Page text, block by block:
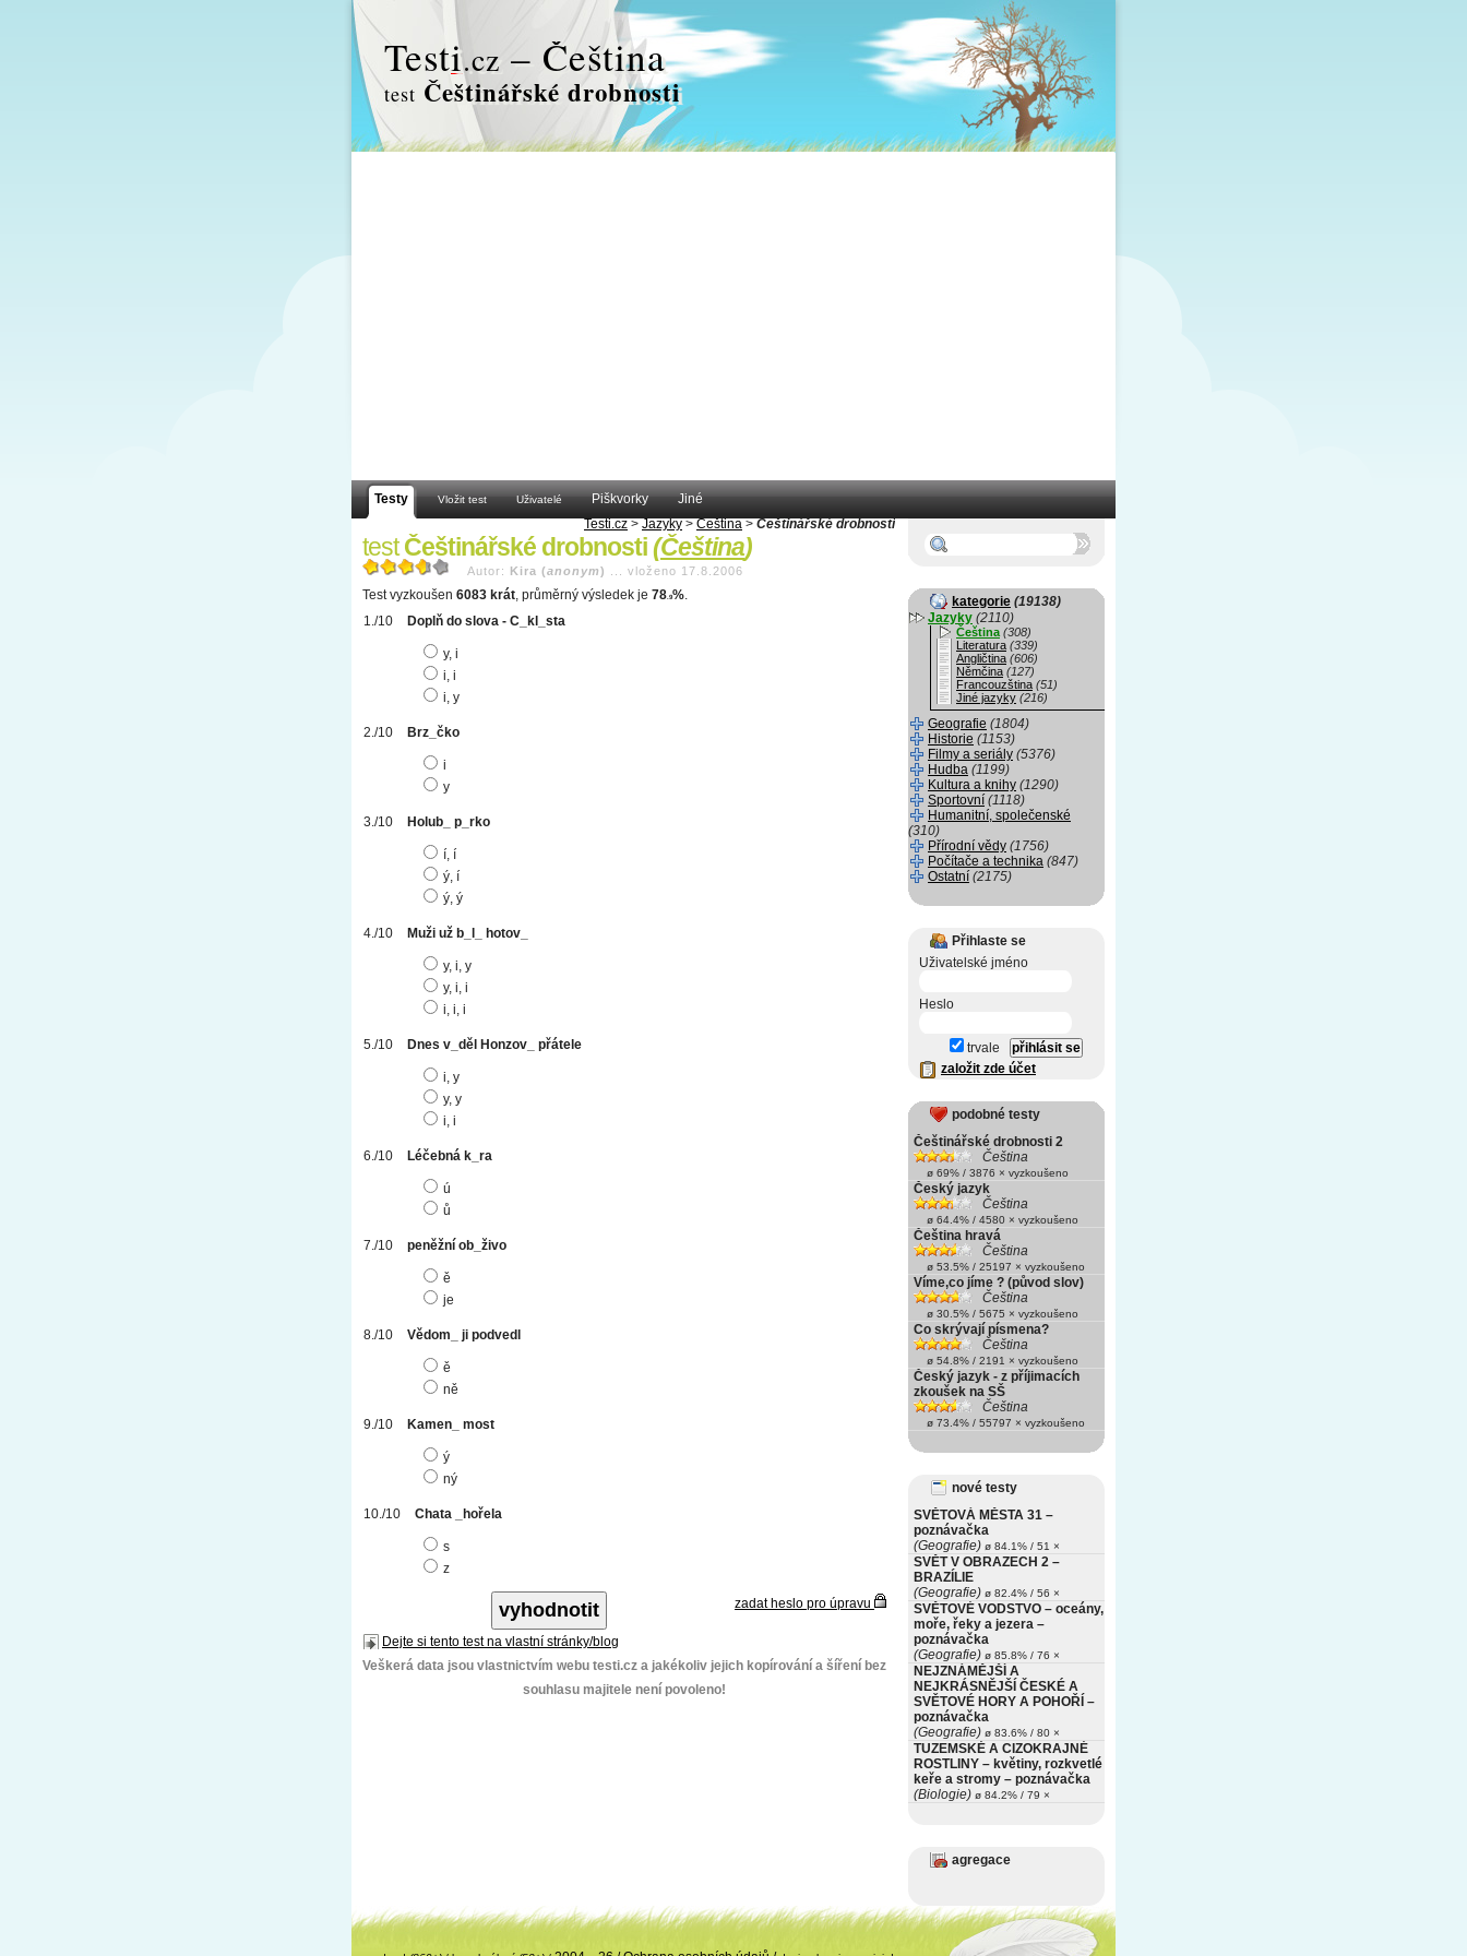
Testi.cz – Čeština
test Češtinářské drobnosti
Testy Vložit test Uživatelé Piškvorky
Jiné
Testi.cz > Jazyky > Čeština > Češtinářské drobnosti
testČeštinářské drobnosti(Čeština)
Autor: Kira (anonym) vloženo 17.8.2006
Test vyzkoušen 6083 krát, průměrný výsledek je 78 .9%.
Doplň do slova - C_kl_sta
y, i
i, i
i, y
Brz_čko
i
y
Holub_ p_rko
í, í
ý, í
ý, ý
Muži už b_l_ hotov_
y, i, y
y, i, i
i, i, i
Dnes v_děl Honzov_ přátele
i, y
y, y
i, i
Léčebná k_ra
ú
ů
peněžní ob_živo
ě
je
Vědom_ ji podvedl
ě
ně
Kamen_ most
ý
ný
Chata _hořela
s
z
zadat heslo pro úpravu
Dejte si tento test na vlastní stránky/blog
Veškerá data jsou vlastnictvím webu testi.cz a jakékoliv jejich kopírování a šíření bez
souhlasu majitele není povoleno!
kategorie (19138)
Jazyky (2110)
Čeština (308)
Literatura (339)
Angličtina (606)
Němčina (127)
Francouzština (51)
Jiné jazyky (216)
Geografie (1804)
Historie (1153)
Filmy a seriály (5376)
Hudba (1199)
Kultura a knihy (1290)
Sportovní (1118)
Humanitní, společenské
(310)
Přírodní vědy (1756)
Počítače a technika (847)
Ostatní (2175)
Přihlaste se
Uživatelské jméno
Heslo
trvale
založit zde účet
podobné testy
Češtinářské drobnosti 2
Čeština
ø 69% / 3876 × vyzkoušeno
Český jazyk
Čeština
ø 64.4% / 4580 × vyzkoušeno
Čeština hravá
Čeština
ø 53.5% / 25197 × vyzkoušeno
Víme,co jíme ? (původ slov)
Čeština
ø 30.5% / 5675 × vyzkoušeno
Co skrývají písmena?
Čeština
ø 54.8% / 2191 × vyzkoušeno
Český jazyk - z příjimacích
zkoušek na SŠ
Čeština
ø 73.4% / 55797 × vyzkoušeno
nové testy
SVĚTOVÁ MĚSTA 31 –
poznávačka
(Geografie) ø 84.1% / 51 ×
SVĚT V OBRAZECH 2 –
BRAZÍLIE
(Geografie) ø 82.4% / 56 ×
SVĚTOVÉ VODSTVO – oceány,
moře, řeky a jezera –
poznávačka
(Geografie) ø 85.8% / 76 ×
NEJZNÁMĚJŠÍ A
NEJKRÁSNĚJŠÍ ČESKÉ A
SVĚTOVÉ HORY A POHOŘÍ –
poznávačka
(Geografie) ø 83.6% / 80 ×
TUZEMSKÉ A CIZOKRAJNÉ
ROSTLINY – květiny, rozkvetlé
keře a stromy – poznávačka
(Biologie) ø 84.2% / 79 ×
agregace